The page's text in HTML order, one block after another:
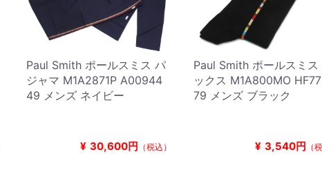
Paul Smith ポールスミス パ
ジャマ M1A2871P A00944
49 メンズ ネイビー
¥ 30,600円 （税込）
Paul Smith ポールスミス
ックス M1A800MO
79 メンズ ブラック
¥ 3,540円 （